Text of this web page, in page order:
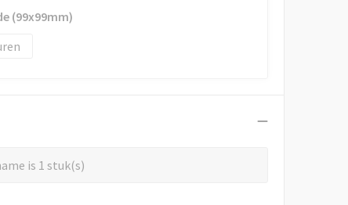
(99x99mm)
is 1 stuk(s)